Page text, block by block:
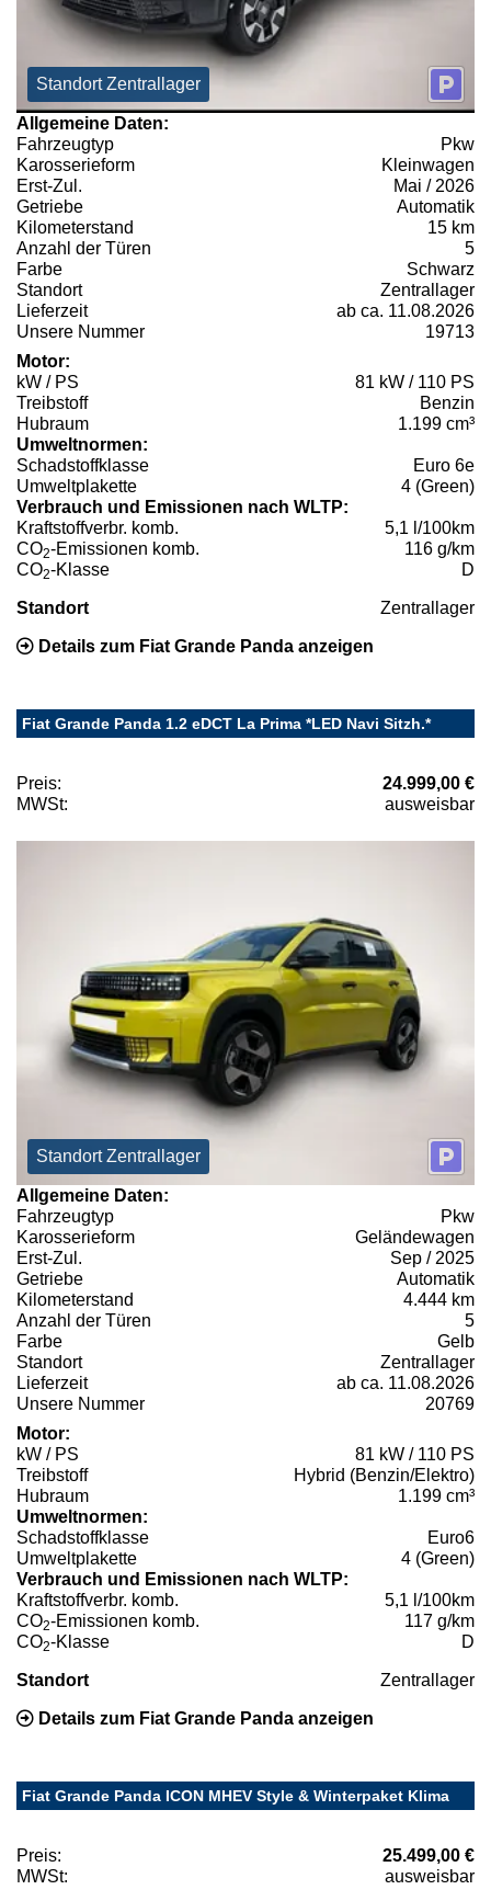
Standort Zentrallager
Allgemeine Daten:
Fahrzeugtyp
Pkw
Karosserieform
Kleinwagen
Erst-Zul.
Mai / 2026
Getriebe
Automatik
Kilometerstand
15 km
Anzahl der Türen
5
Farbe
Schwarz
Standort
Zentrallager
Lieferzeit
ab ca. 11.08.2026
Unsere Nummer
19713
Motor:
kW / PS
81 kW / 110 PS
Treibstoff
Benzin
Hubraum
1.199 cm³
Umweltnormen:
Schadstoffklasse
Euro 6e
Umweltplakette
4 (Green)
Verbrauch und Emissionen nach WLTP:
Kraftstoffverbr. komb.
5,1 l/100km
CO2-Emissionen komb.
116 g/km
CO2-Klasse D
Standort Zentrallager
Details zum Fiat Grande Panda anzeigen
Fiat Grande Panda 1.2 eDCT La Prima *LED Navi Sitzh.*
Preis:
24.999,00 €
MWSt:
ausweisbar
Standort Zentrallager
Allgemeine Daten:
Fahrzeugtyp
Pkw
Karosserieform
Geländewagen
Erst-Zul.
Sep / 2025
Getriebe
Automatik
Kilometerstand
4.444 km
Anzahl der Türen
5
Farbe
Gelb
Standort
Zentrallager
Lieferzeit
ab ca. 11.08.2026
Unsere Nummer
20769
Motor:
kW / PS
81 kW / 110 PS
Treibstoff
Hybrid (Benzin/Elektro)
Hubraum
1.199 cm³
Umweltnormen:
Schadstoffklasse
Euro6
Umweltplakette
4 (Green)
Verbrauch und Emissionen nach WLTP:
Kraftstoffverbr. komb.
5,1 l/100km
CO2-Emissionen komb.
117 g/km
CO2-Klasse D
Standort Zentrallager
Details zum Fiat Grande Panda anzeigen
Fiat Grande Panda ICON MHEV Style & Winterpaket Klima
Preis:
25.499,00 €
MWSt:
ausweisbar